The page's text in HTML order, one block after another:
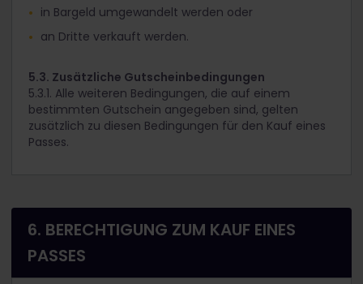
in Bargeld umgewandelt werden oder
an Dritte verkauft werden.
5.3. Zusätzliche Gutscheinbedingungen
5.3.1. Alle weiteren Bedingungen, die auf einem
bestimmten Gutschein angegeben sind, gelten
zusätzlich zu diesen Bedingungen für den Kauf eines
Passes.
6. BERECHTIGUNG ZUM KAUF EINES
PASSES